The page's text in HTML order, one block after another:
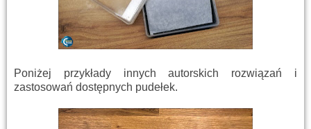
Poniżej przykłady innych autorskich rozwiązań i
zastosowań dostępnych pudełek.